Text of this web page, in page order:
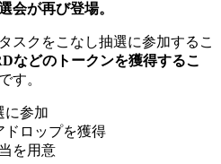
会が再び登場。
スクをこなし抽選に参加するこ
などのトークンを獲得するこ
す。
に参加
ドロップを獲得
を用意